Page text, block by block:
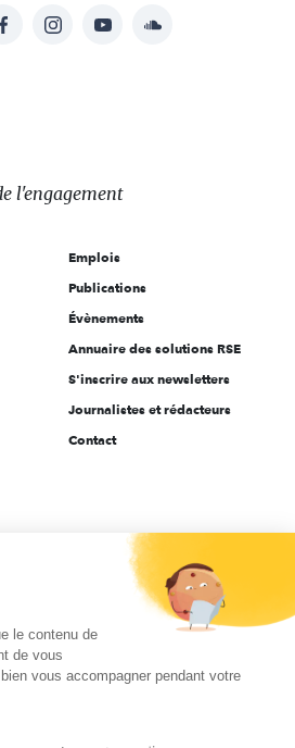
FacebookInstagramYouTubeSoundcloud
l'engagement
Emplois
Publications
Évènements
Annuaire des solutions RSE
S'inscrire aux newsletters
Journalistes et rédacteurs
Contact
le contenu de
de vous
vous accompagner pendant votre